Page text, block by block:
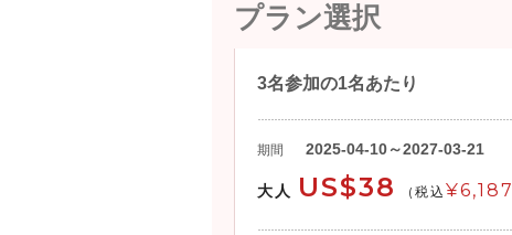
プラン選択
3名参加の1名あたり
期間 2025-04-10～2027-03-21
大人 US$38 (税込 ¥6,187